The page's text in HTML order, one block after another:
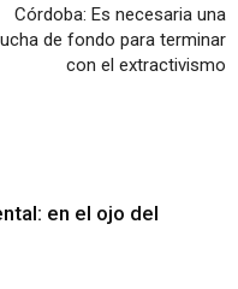
Córdoba: Es necesaria una
de fondo para terminar
con el extractivismo
en el ojo del